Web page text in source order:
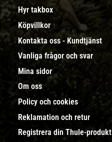
Hyr takbox
Köpvillkor
Kontakta oss - Kundtjänst
Vanliga frågor och svar
Mina sidor
Om oss
Policy och cookies
Reklamation och retur
Registrera din Thule-produkt